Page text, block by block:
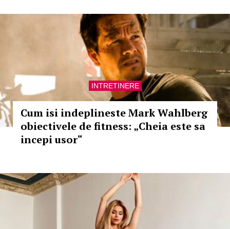
INTRETINERE
Cum isi indeplineste Mark Wahlberg
obiectivele de fitness: „Cheia este sa
incepi usor“